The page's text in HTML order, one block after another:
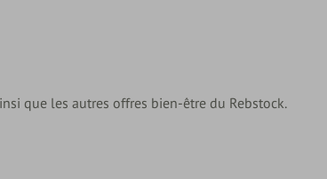
que les autres offres bien-être du Rebstock.